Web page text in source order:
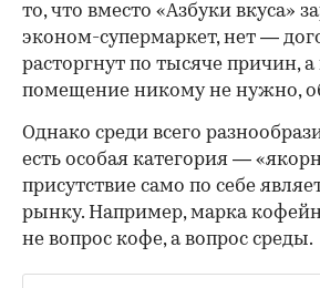
то, что вместо «Азбуки вкуса»
эконом-супермаркет, нет —
расторгнут по тысяче причин, а
помещение никому не нужно,
Однако среди всего
есть особая категория —
присутствие само по себе
рынку. Например, марка
не вопрос кофе, а вопрос среды.